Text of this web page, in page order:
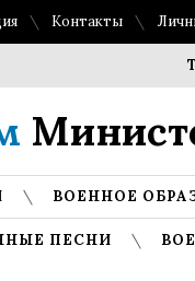
Контакты
ВОЕННОЕ
ПЕСНИ